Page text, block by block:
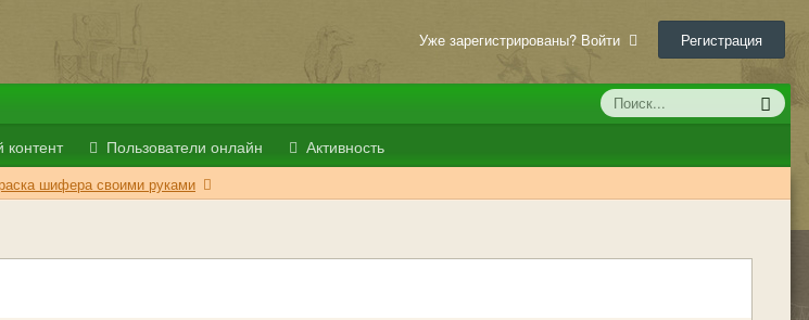
Уже зарегистрированы? Войти Регистрация
Пользователи онлайн Активность
шифера своими руками